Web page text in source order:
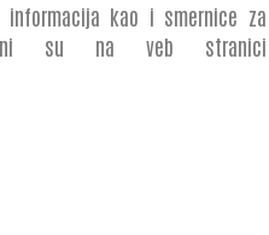
informacija kao i smernice za
su na veb stranici